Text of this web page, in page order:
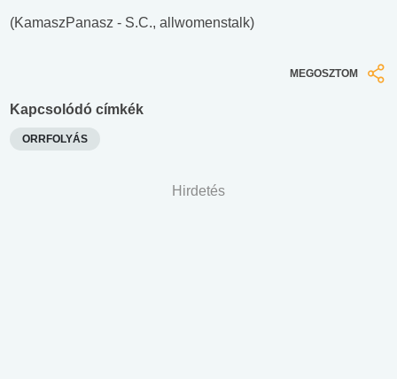
(KamaszPanasz - S.C., allwomenstalk)
MEGOSZTOM
Kapcsolódó címkék
ORRFOLYÁS
Hirdetés